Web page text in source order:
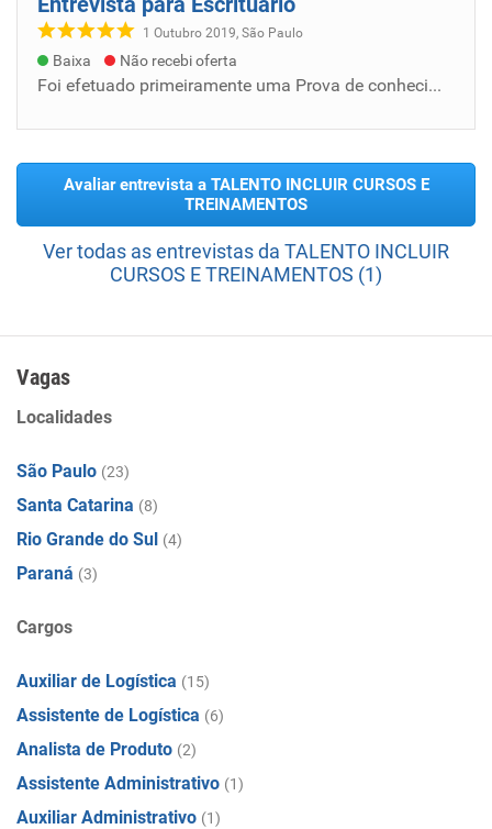
1 Outubro 2019, São Paulo
Baixa Não recebi oferta
Foi efetuado primeiramente uma Prova de conhecimentos gerais, seguindo de apresentação em grupo, dinâmica em grupo e apresentação pessoal
Avaliar entrevista a TALENTO INCLUIR CURSOS E
TREINAMENTOS
Ver todas as entrevistas da TALENTO INCLUIR
CURSOS E TREINAMENTOS (1)
Vagas
Localidades
São Paulo (23)
Santa Catarina (8)
Rio Grande do Sul (4)
Paraná (3)
Cargos
Auxiliar de Logística (15)
Assistente de Logística (6)
Analista de Produto (2)
Assistente Administrativo (1)
Auxiliar Administrativo (1)